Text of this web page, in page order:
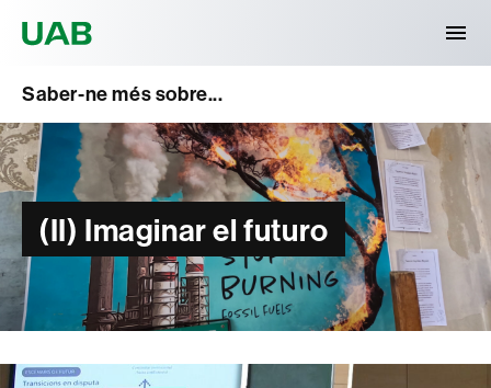
Saber-ne més sobre...
(II) Imaginar el futuro